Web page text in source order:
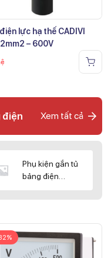
lực hạ thế CADIVI
– 600V
điện Xem tất cả
Phụ kiện gắn tủ
bảng điện